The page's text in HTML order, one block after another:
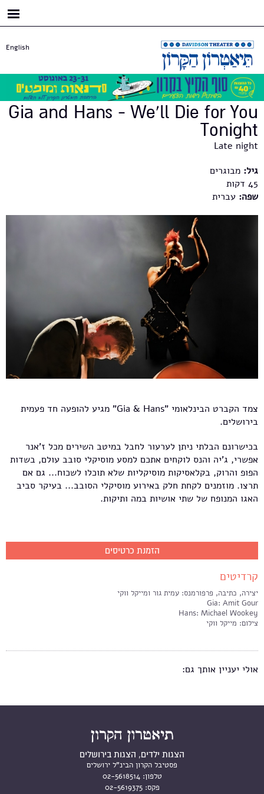
English
Gia and Hans - We'll Die for You
Tonight
Late night
גיל: מבוגרים
45
שפה: עברית
צמד הקברט הבינלאומי "Gia & Hans" מגיע להופעה חד פעמית
בירושלים.
בכישרונם הבלתי ניתן לערעור לחבל במיטב השירים מכל ז'אנר
אפשרי, ג'יה והנס לוקחים אתכם למסע מוסיקלי סובב עולם, בשדות
הפופ והרוק, בקלאסיקות מוסיקליות שלא תוכלו לשכוח... גם אם
תרצו. מוזמנים לקחת חלק באירוע מוסיקלי הסובב... בעיקר סביב
האגו המנופח של שתי אושיות במה ותיקות.
הזמנת כרטיסים
קרדיטים
יצירה, כתיבה, פרפורמנס: עמית גור ומייקל ווקי
Gia: Amit Gour
Hans: Michael Wookey
צילום: מייקל ווקי
אולי יעניין אותך גם:
הצגות ילדים, הצגות בירושלים
פסטיבל הקרון הבינ"ל ירושלים
טלפון: 02-5618514
פקס: 02-5619375